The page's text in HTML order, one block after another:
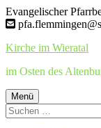
Springe
zum
Evangelischer
Kirche im Wieratal
im Osten des
Primäres
Menü
Menü
Suchen
nach: